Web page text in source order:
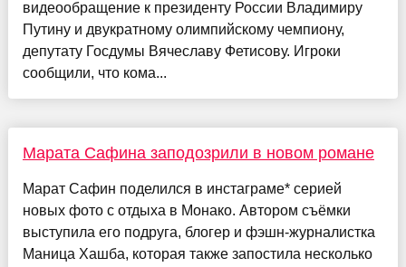
видеообращение к президенту России Владимиру
Путину и двукратному олимпийскому чемпиону,
депутату Госдумы Вячеславу Фетисову. Игроки
сообщили, что кома...
Марата Сафина заподозрили в новом романе
Марат Сафин поделился в инстаграме* серией
новых фото с отдыха в Монако. Автором съёмки
выступила его подруга, блогер и фэшн-журналистка
Маница Хашба, которая также запостила несколько